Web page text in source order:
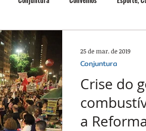
Raça e Etnia
Crise do
a
Conjuntura
25 de mar. de 2019